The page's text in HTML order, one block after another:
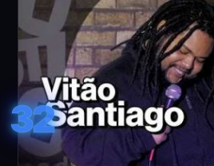
32